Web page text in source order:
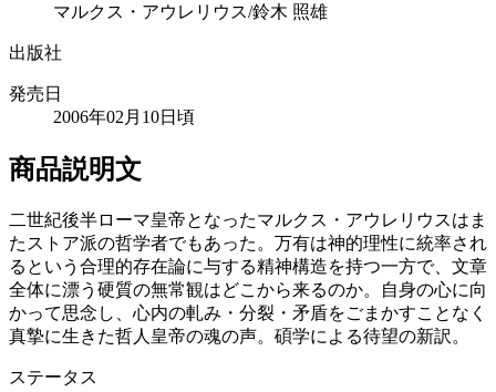
マルクス・アウレリウス/鈴木 照雄
出版社
発売日
2006年02月10日頃
商品説明文
二世紀後半ローマ皇帝となったマルクス・アウレリウスはま
たストア派の哲学者でもあった。万有は神的理性に統率され
るという合理的存在論に与する精神構造を持つ一方で、文章
全体に漂う硬質の無常観はどこから来るのか。自身の心に向
かって思念し、心内の軋み・分裂・矛盾をごまかすことなく
真摯に生きた哲人皇帝の魂の声。碩学による待望の新訳。
ステータス